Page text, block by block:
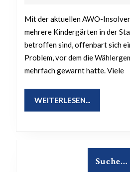
Mit der aktuellen AWO-Insolvenz, von der auch
mehrere Kindergärten in der
betroffen sind, offenbart sich
Problem, vor dem die
mehrfach gewarnt hatte. Viele
WEITERLESEN...
Suche…